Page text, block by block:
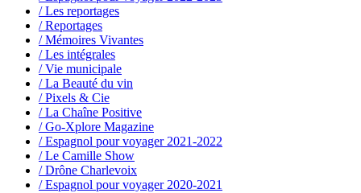
/ Les reportages
/ Reportages
/ Mémoires Vivantes
/ Les intégrales
/ Vie municipale
/ La Beauté du vin
/ Pixels & Cie
/ La Chaîne Positive
/ Go-Xplore Magazine
/ Espagnol pour voyager 2021-2022
/ Le Camille Show
/ Drône Charlevoix
/ Espagnol pour voyager 2020-2021